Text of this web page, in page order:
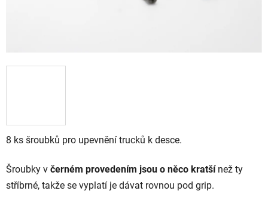
8 ks šroubků pro upevnění trucků k desce.
Šroubky v černém provedením jsou o něco kratší než ty
stříbrné, takže se vyplatí je dávat rovnou pod grip.